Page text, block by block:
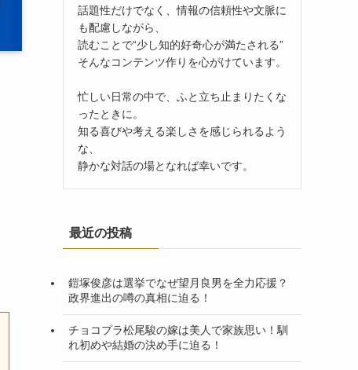
話題性だけでなく、情報の信頼性や文脈に
も配慮しながら、
読むことで“少し知的好奇心が満たされる”
そんなコンテンツ作りを心がけています。
忙しい日常の中で、ふと立ち止まりたくな
ったときに。
知る喜びや考える楽しさを感じられるよう
な、
静かな対話の場となれば幸いです。
最近の投稿
鎧塚俊彦は選挙でなぜ望月良男を全力応援？
政界進出の噂の真相に迫る！
チョコプラ松尾駿の嫁は美人で家族思い！馴
れ初めや結婚の決め手に迫る！